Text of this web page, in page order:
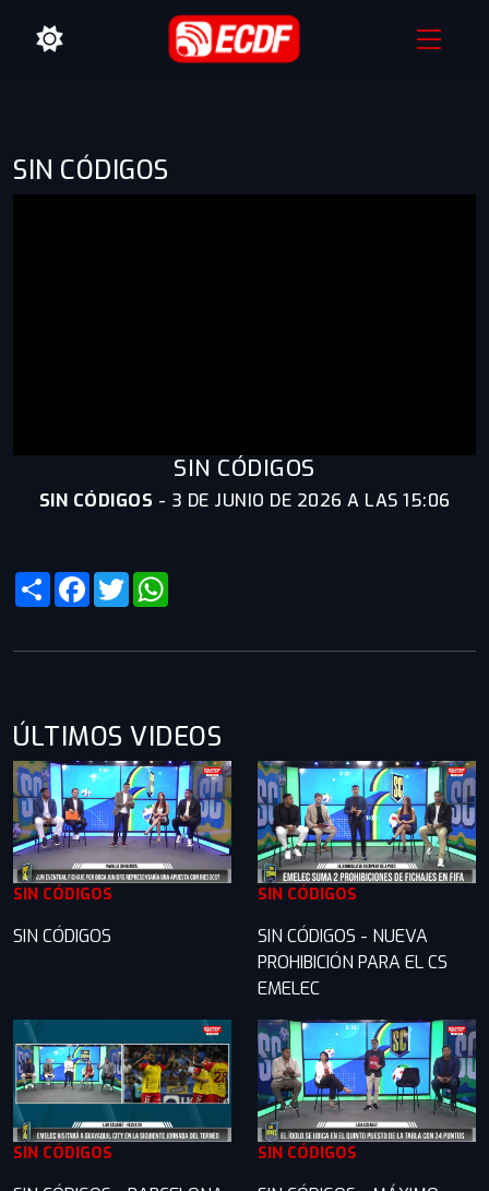
SIN CÓDIGOS
SIN CÓDIGOS
SIN CÓDIGOS - 3 DE JUNIO DE 2026 A LAS 15:06
ShareFacebook
Twitter
ÚLTIMOS VIDEOS
SIN CÓDIGOS
SIN CÓDIGOS
SIN CÓDIGOS
SIN CÓDIGOS - NUEVA
PROHIBICIÓN PARA EL CS
EMELEC
SIN CÓDIGOS SIN CÓDIGOS